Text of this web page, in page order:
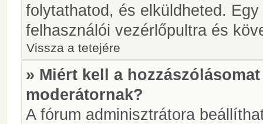
folytathatod, és elküldheted.
felhasználói vezérlőpultra és
Vissza a tetejére
» Miért kell a
moderátornak?
A fórum adminisztrátora